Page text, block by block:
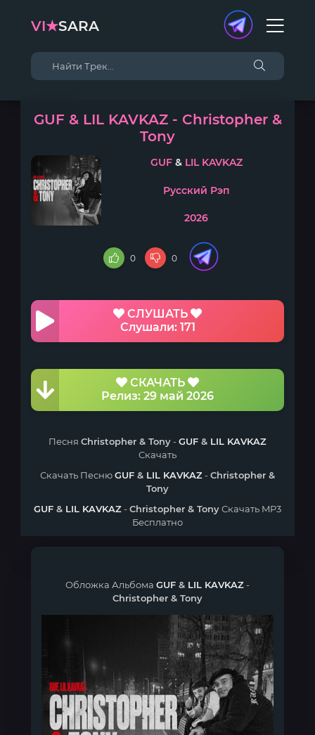
VI★SARA
GUF & LIL KAVKAZ - Christopher &
Tony
GUF& LIL KAVKAZ
Русский Рэп
2026
0 0
СЛУШАТЬ
Слушали: 171
СКАЧАТЬ
Релиз: 29 май 2026
Песня Christopher & Tony-GUF & LIL KAVKAZ
Скачать
Скачать ПеснюGUF & LIL KAVKAZ-Christopher &
Tony
GUF & LIL KAVKAZ-Christopher & TonyСкачать MP3
Бесплатно
Обложка Альбома GUF & LIL KAVKAZ-
Christopher & Tony